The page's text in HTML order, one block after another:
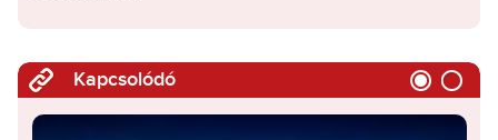
Kapcsolódó